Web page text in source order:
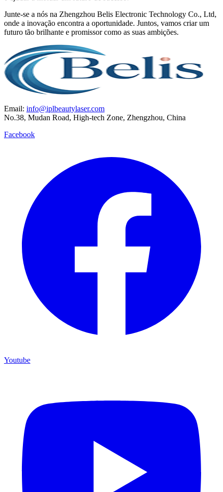
Junte-se a nós na Zhengzhou Belis Electronic Technology Co., Ltd,
onde a inovação encontra a oportunidade. Juntos, vamos criar um
futuro tão brilhante e promissor como as suas ambições.
Email: info@iplbeautylaser.com
No.38, Mudan Road, High-tech Zone, Zhengzhou, China
Facebook
Youtube